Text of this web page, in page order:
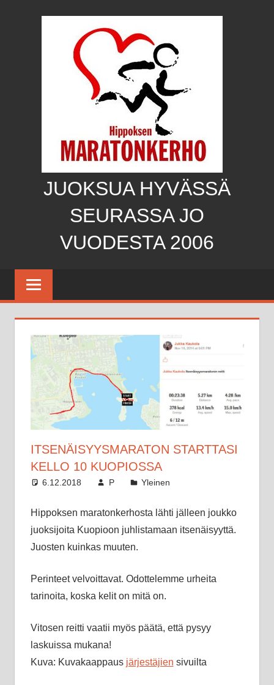
JUOKSUA HYVÄSSÄ
SEURASSA JO
VUODESTA 2006
Maratonkerho
ITSENÄISYYSMARATON STARTTASI
KELLO 10 KUOPIOSSA
6.12.2018 P Yleinen
Hippoksen maratonkerhosta lähti jälleen joukko
juoksijoita Kuopioon juhlistamaan itsenäisyyttä.
Juosten kuinkas muuten.
Perinteet velvoittavat. Odottelemme urheita
tarinoita, koska kelit on mitä on.
Vitosen reitti vaatii myös päätä, että pysyy
laskuissa mukana!
Kuva: Kuvakaappaus järjestäjien sivuilta